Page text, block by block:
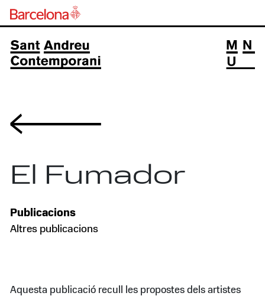
El Fumador
Publicacions
Altres publicacions
Aquesta publicació recull les propostes dels artistes